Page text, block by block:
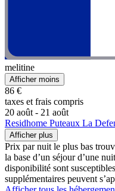
melitine
Afficher moins
86 €
taxes et frais compris
20 août - 21 août
Residhome Puteaux La
Afficher plus
Prix par nuit le plus bas
la base d’un séjour d’une
disponibilité sont
supplémentaires peuvent